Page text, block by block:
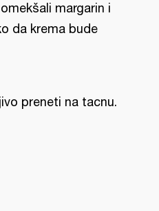
margarin i
da krema bude
preneti na tacnu.